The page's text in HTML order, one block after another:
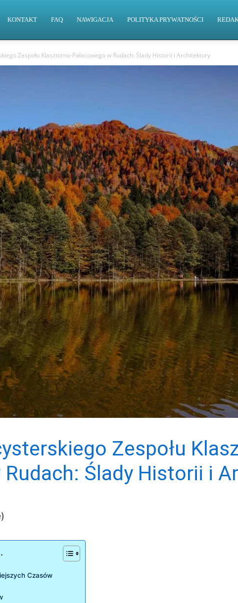
KONTAKT FAQ NAWIGACJA POLITYKA PRYWATNOŚCI
Zespołu Klasztorno-Pałacowego w Rudach: Ślady Historii i Architektury
Zespołu
Rudach: Ślady Historii i
Czasów